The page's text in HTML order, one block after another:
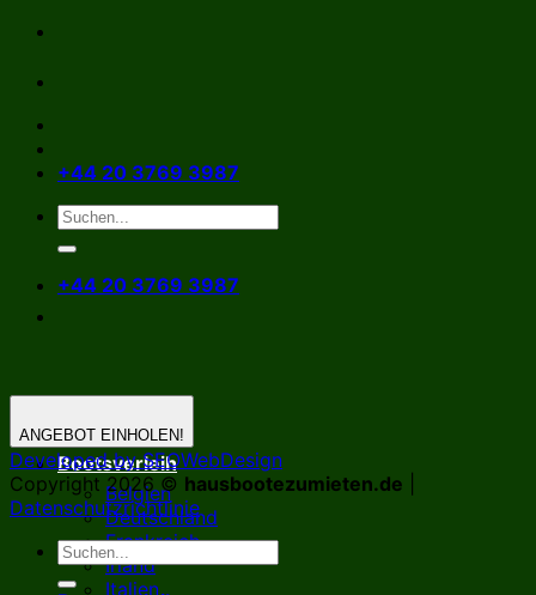
Zum
springen
+44 20 3769 3987
+44 20 3769 3987
Bootsverleih
Belgien
Deutschland
Frankreich
Irland
Italien
ANGEBOT EINHOLEN!
Developed by SEOWebDesign
Copyright 2026 © hausbootezumieten.de
Datenschutzrichtlinie